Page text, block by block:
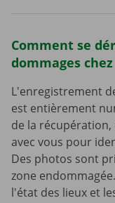
Comment se
dommages
L'enregistrement
est entièrement
de la récupération,
avec vous pour
Des photos sont
zone
l'état des lieux et